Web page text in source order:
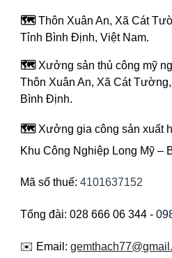
🗺️Thôn Xuân An, Xã Cát
Tỉnh Bình Định, Việt Nam.
🗺️ Xưởng sản thủ công mỹ
Thôn Xuân An, Xã Cát
Bình Định.
🗺️ Xưởng gia công sản xuất
Khu Công Nghiệp Long Mỹ –
Mã số thuế:4101637152
Tổng đài: 028 666 06 344 -
✉️ Email: